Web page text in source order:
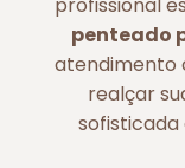
penteado
atendimento
realçar